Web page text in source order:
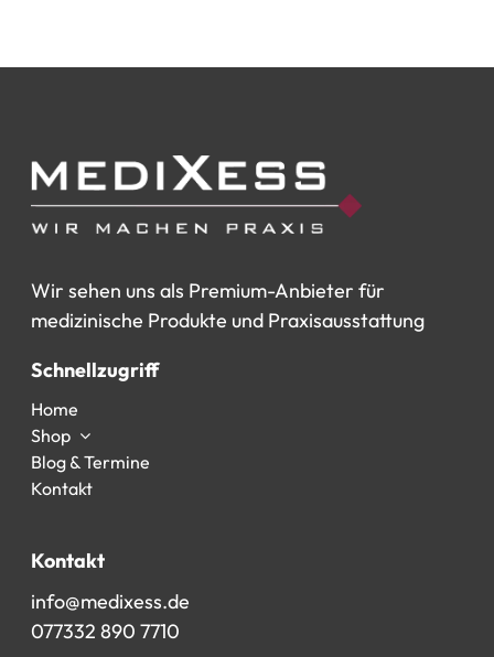
Wir sehen uns als Premium-Anbieter für
medizinische Produkte und Praxisausstattung
Schnellzugriff
Home
Shop
Blog & Termine
Kontakt
Kontakt
info@medixess.de
077332 890 7710